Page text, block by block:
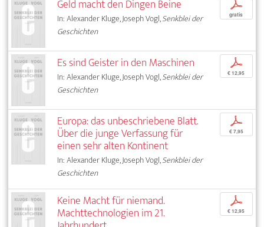
Geld macht den Dingen Beine
In: Alexander Kluge, Joseph Vogl,Senkblei der
Geschichten
p
gratis
Es sind Geister in den Maschinen
In: Alexander Kluge, Joseph Vogl,Senkblei der
Geschichten
p
€ 12,95
Europa: das unbeschriebene Blatt.
Über die junge Verfassung für
einen sehr alten Kontinent
In: Alexander Kluge, Joseph Vogl,Senkblei der
Geschichten
p
€ 7,95
Keine Macht für niemand.
Machttechnologien im 21.
p
€ 12,95